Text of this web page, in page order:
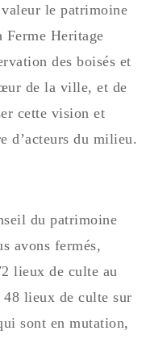
le patrimoine
Heritage
des boisés et
de la ville, et de
cette vision et
d’acteurs du milieu.
du patrimoine
avons fermés,
lieux de culte au
lieux de culte sur
sont en mutation,